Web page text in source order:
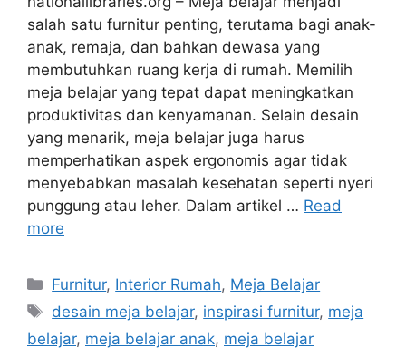
salah satu furnitur penting, terutama bagi anak-
anak, remaja, dan bahkan dewasa yang
membutuhkan ruang kerja di rumah. Memilih
meja belajar yang tepat dapat meningkatkan
produktivitas dan kenyamanan. Selain desain
yang menarik, meja belajar juga harus
memperhatikan aspek ergonomis agar tidak
menyebabkan masalah kesehatan seperti nyeri
punggung atau leher. Dalam artikel … Read
more
Categories
Furnitur, Interior Rumah, Meja Belajar
Tags
desain meja belajar, inspirasi furnitur, meja
belajar, meja belajar anak, meja belajar